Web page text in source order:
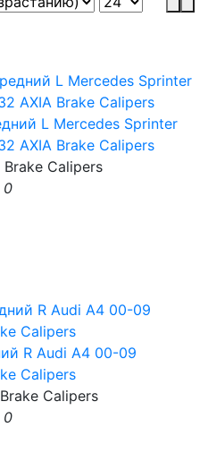
L Mercedes Sprinter
AXIA Brake Calipers
Calipers
0
R Audi A4 00-09
Calipers
Calipers
0